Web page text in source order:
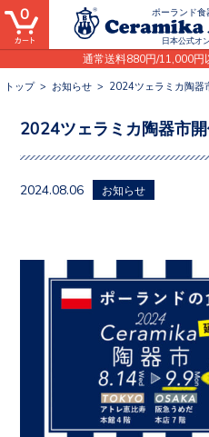
ポーランド食
日本公式オ
通常送料880円/11,000円
0
トップ> お知らせ > 2024ツェラミカ陶器
2024ツェラミカ陶器市
2024.08.06 お知らせ